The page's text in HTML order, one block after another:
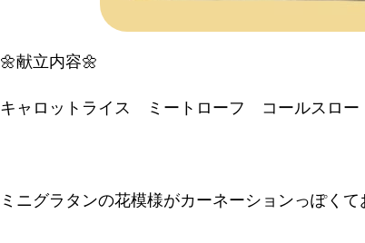
🌼献立内容🌼
キャロットライス ミートローフ コールスロ
ミニグラタンの花模様がカーネーションっぽくて